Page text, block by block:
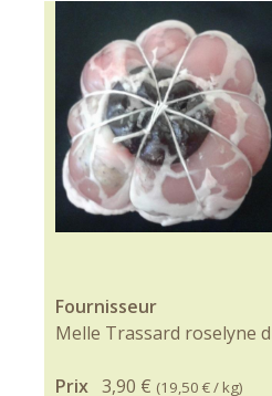
Fournisseur
Melle Trassard roselyne
Prix 3,90 € (19,50 €/ kg)